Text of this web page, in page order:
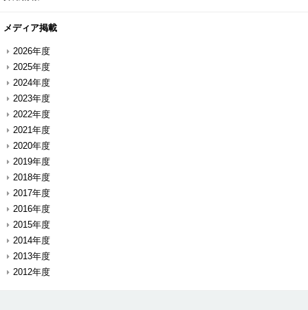
メディア掲載
2026年度
2025年度
2024年度
2023年度
2022年度
2021年度
2020年度
2019年度
2018年度
2017年度
2016年度
2015年度
2014年度
2013年度
2012年度